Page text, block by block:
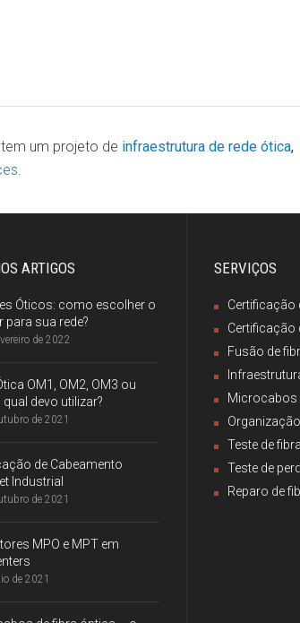
um projeto de infraestrutura de rede ótica,
.
ARTIGOS
Óticos: como escolher o
para sua rede?
de 2022
OM1, OM2, OM3 ou
qual devo utilizar?
de 2021
de Cabeamento
Industrial
de 2021
MPO e MPT em
de 2021
SERVIÇOS
Certificação
Certificação
Fusão de
Microcabos
Teste de
Teste de
Reparo de